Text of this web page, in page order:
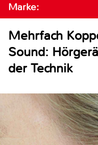
Marke:
Mehrfach
Sound:
der Technik